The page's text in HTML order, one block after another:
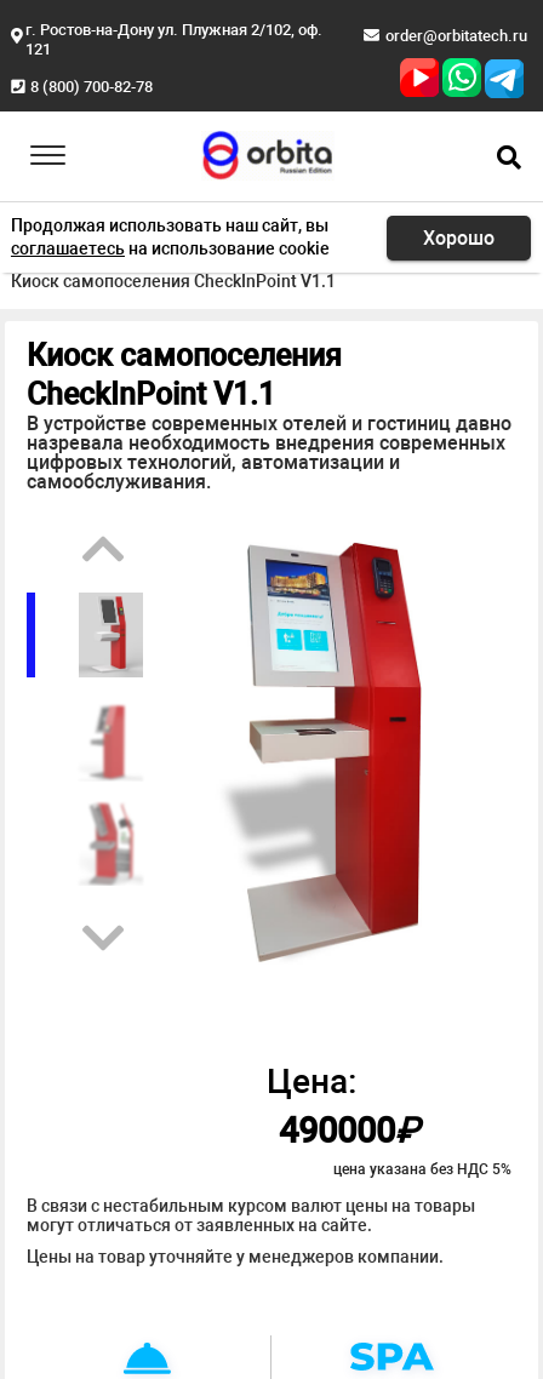
г. Ростов-на-Дону ул. Плужная 2/102, оф.
121
8 (800) 700-82-78
order@orbitatech.ru
Продолжая использовать наш сайт, вы
соглашаетесьна использование cookie Хорошо
Главная Продукция
Системы управления поселением
Киоск самопоселения CheckInPoint V1.1
Киоск самопоселения
CheckInPoint V1.1
В устройстве современных отелей и гостиниц давно
назревала необходимость внедрения современных
цифровых технологий, автоматизации и
самообслуживания.
Цена:
490000₽
цена указана без НДС 5%
В связи с нестабильным курсом валют цены на товары
могут отличаться от заявленных на сайте.
Цены на товар уточняйте у менеджеров компании.